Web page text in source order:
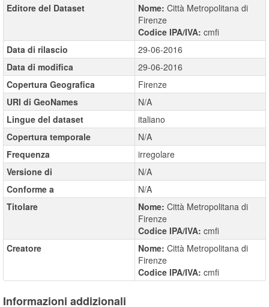
Editore del Dataset
Nome: Città Metropolitana di
Firenze
Codice IPA/IVA: cmfi
Data di rilascio
29-06-2016
Data di modifica
29-06-2016
Copertura Geografica
Firenze
URI di GeoNames
N/A
Lingue del dataset
italiano
Copertura temporale
N/A
Frequenza
irregolare
Versione di
N/A
Conforme a
N/A
Titolare
Nome: Città Metropolitana di
Firenze
Codice IPA/IVA: cmfi
Creatore
Nome: Città Metropolitana di
Firenze
Codice IPA/IVA: cmfi
Informazioni addizionali